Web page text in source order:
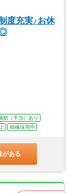
度充実♪お休
◎
助（手当）あり
積極採用中
がある